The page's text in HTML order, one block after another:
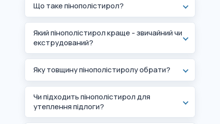
Що таке пінополістирол?
Який пінополістирол краще - звичайний чи
екструдований?
Яку товщину пінополістиролу обрати?
Чи підходить пінополістирол для
утеплення підлоги?